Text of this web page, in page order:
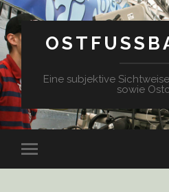
Eine subjektive
sowie